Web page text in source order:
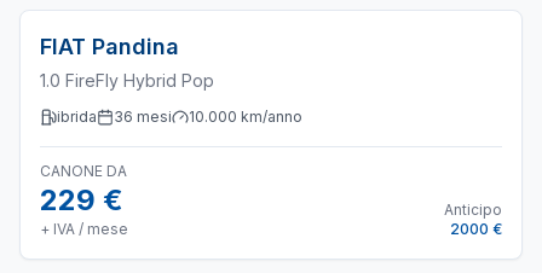
FIAT Pandina
1.0 FireFly Hybrid Pop
ibrida 36 mesi 10.000 km/anno
CANONE DA
229 €
+ IVA / mese
Anticipo
2000 €